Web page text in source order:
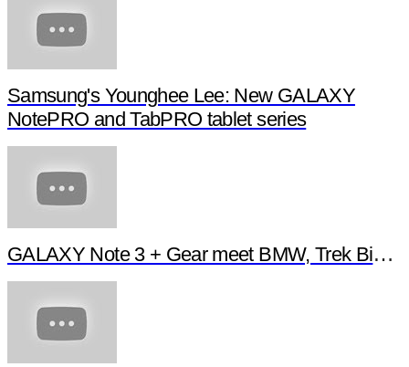
Samsung's Younghee Lee: New GALAXY
NotePRO and TabPRO tablet series
GALAXY Note 3 + Gear meet BMW, Trek Bikes